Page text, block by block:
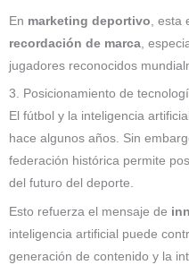
En marketing deportivo ,
recordación de marca ,
jugadores reconocidos
3. Posicionamiento de
El fútbol y la inteligencia
hace algunos años. Sin
federación histórica permite
del futuro del deporte.
Esto refuerza el mensaje de
inteligencia artificial puede
generación de contenido y la